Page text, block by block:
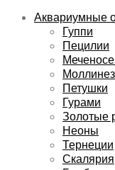
Аквариумные
Гуппи
Пецилии
Петушки
Гурами
Золотые
Неоны
Тернеции
Скалярия